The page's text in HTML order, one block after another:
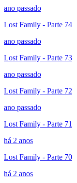
ano passado
Lost Family - Parte 74
ano passado
Lost Family - Parte 73
ano passado
Lost Family - Parte 72
ano passado
Lost Family - Parte 71
há 2 anos
Lost Family - Parte 70
há 2 anos